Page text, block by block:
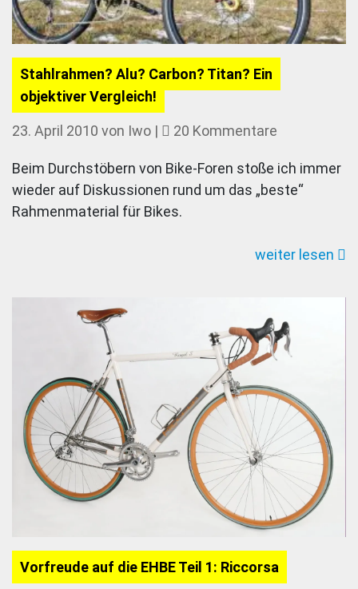
Stahlrahmen? Alu? Carbon? Titan? Ein
objektiver Vergleich!
23. April 2010 von Iwo | 20 Kommentare
Alu?
Carbon?
objektiver
Beim Durchstöbern von Bike-Foren stoße ich immer
wieder auf Diskussionen rund um das „beste“
Rahmenmaterial für Bikes.
weiter lesen
Vorfreude auf die EHBE Teil 1: Riccorsa